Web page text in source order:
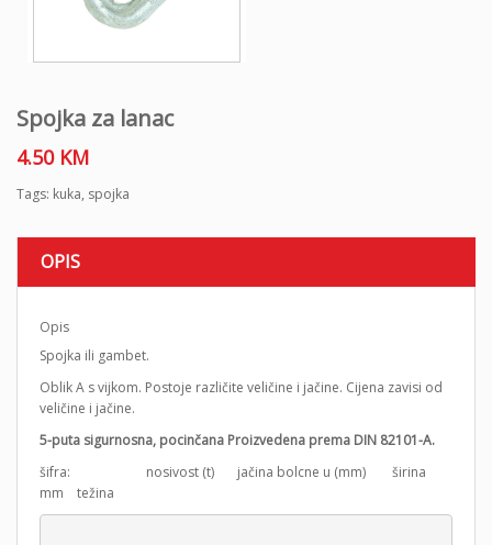
Spojka za lanac
4.50 KM
Tags: kuka, spojka
OPIS
Opis
Spojka ili gambet.
Oblik A s vijkom. Postoje različite veličine i jačine. Cijena zavisi od
veličine i jačine.
5-puta sigurnosna, pocinčana Proizvedena prema DIN 82101-A.
šifra: nosivost (t) jačina bolcne u (mm) širina
mm težina